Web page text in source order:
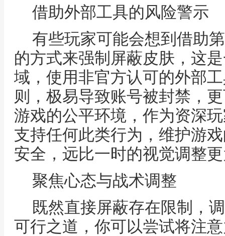
借助外部工具的风险警示
有些玩家可能会想到借助
的方式来强制屏蔽皮肤，这
域，使用非官方认可的外部
则，极易导致账号被封禁，
游戏的公平环境，作为资深
支持任何此类行为，维护游
安全，远比一时的视觉调整
聚焦心态与战术调整
既然直接屏蔽存在限制，
可行之道，你可以尝试将注